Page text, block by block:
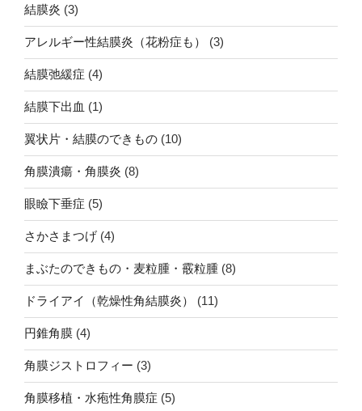
結膜炎 (3)
アレルギー性結膜炎（花粉症も） (3)
結膜弛緩症 (4)
結膜下出血 (1)
翼状片・結膜のできもの (10)
角膜潰瘍・角膜炎 (8)
眼瞼下垂症 (5)
さかさまつげ (4)
まぶたのできもの・麦粒腫・霰粒腫 (8)
ドライアイ（乾燥性角結膜炎） (11)
円錐角膜 (4)
角膜ジストロフィー (3)
角膜移植・水疱性角膜症 (5)